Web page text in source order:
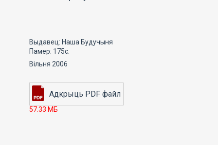
Выдавец: Наша Будучыня
Памер: 175с.
Вільня 2006
57.33 МБ